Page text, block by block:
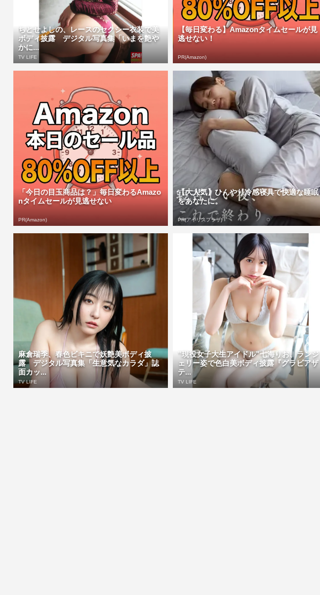
ちとせよしの、レースのセクシー衣装で美
ボディ披露 デジタル写真集「いまを艶や
かに...
TV LIFE
【毎日変わる】Amazonタイムセールが見
逃せない！
PR(Amazon)
「今日の目玉商品は？」毎日変わるAmazo
nタイムセールが見逃せない
PR(Amazon)
【大人気】ひんやり冷感寝具で快適な睡眠
をあなたに。
PR(アイリスプラザ)
麻倉瑞季、春色ビキニで妖艶美ボディ披
露 デジタル写真集「生意気なカラダ」誌
面カッ...
TV LIFE
”現役女子大生アイドル”七海りお、ランジ
ェリー姿で色白美ボディ披露『グラビアザ
テ...
TV LIFE